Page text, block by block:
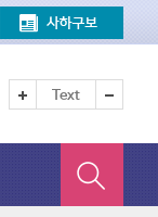
Text